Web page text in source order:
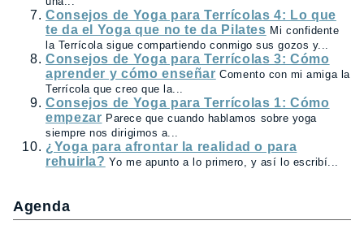
Consejos de Yoga para Terrícolas 4: Lo que
te da el Yoga que no te da Pilates Mi confidente
la Terrícola sigue compartiendo conmigo sus gozos y...
Consejos de Yoga para Terrícolas 3: Cómo
aprender y cómo enseñar Comento con mi amiga la
Terrícola que creo que la...
Consejos de Yoga para Terrícolas 1: Cómo
empezar Parece que cuando hablamos sobre yoga
siempre nos dirigimos a...
¿Yoga para afrontar la realidad o para
rehuirla? Yo me apunto a lo primero, y así lo escribí...
Agenda